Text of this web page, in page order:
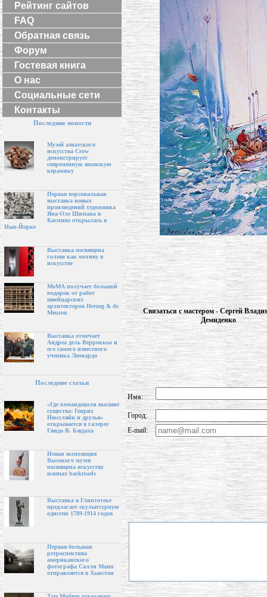
Рейтинг сайтов
FAQ
Обратная связь
Форум
Гостевая книга
О нас
Социальные сети
Контакты
Последние новости
Музей азиатского
искусства Crow
демонстрирует
современную японскую
керамику
Первая персональная
выставка новых
произведений художника
Яна-Оле Шимана в
Касмине открылась в
Нью-Йорке
Выставка посвящена
голове как мотиву в
искусстве
МоМА получает большой
подарок от работ
швейцарских
архитекторов Herzog & de
Meuron
Выставка отмечает
Андреа дель Верроккьо и
его самого известного
ученика Леонардо
Последние статьи
«Где командовали высшие
существа: Генрих
Нюссляйн и друзья»
открывается в галерее
Гвидо В. Баудаха
Новая экспозиция
Высокого музея
посвящена искусству
южных backroads
Выставка в Глиптотеке
предлагает скульптурную
одиссею 1789-1914 годов
Первая большая
ретроспектива
американского
фотографа Салли Манн
отправляется в Хьюстон
Связаться с мастером - Сергей
Демиденко
Имя:
Город:
E-mail: